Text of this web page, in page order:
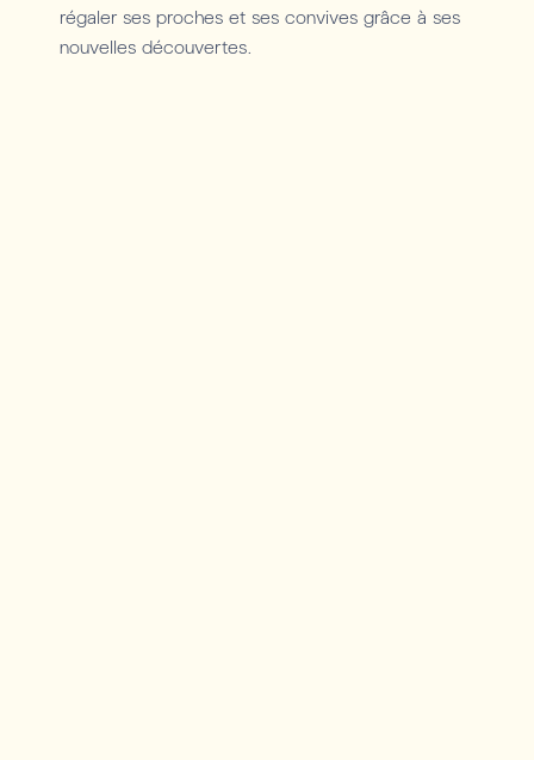
régaler ses proches et ses convives grâce à ses
nouvelles découvertes.